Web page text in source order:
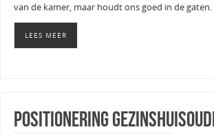
van de kamer, maar houdt ons goed in de
LEES MEER
Positionering